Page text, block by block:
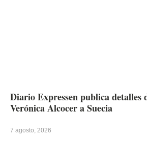
Diario Expressen publica detalles
Verónica Alcocer a Suecia
7 agosto, 2026